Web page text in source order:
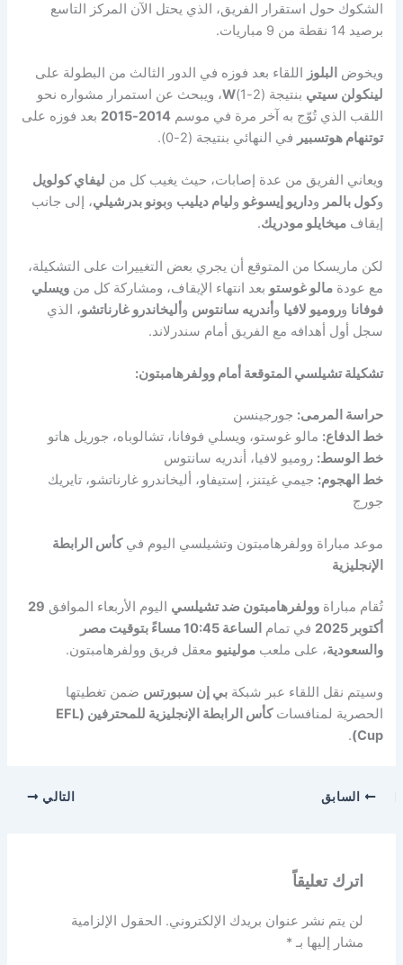
الشكوك حول استقرار الفريق، الذي يحتل الآن المركز التاسع
برصيد 14 نقطة من 9 مباريات.
ويخوض البلوز اللقاء بعد فوزه في الدور الثالث من البطولة على
لينكولن سيتي بنتيجة (2-1) W، ويبحث عن استمرار مشواره نحو
اللقب الذي تُوّج به آخر مرة في موسم2014-2015
بعد فوزه على
توتنهام هوتسبير في النهائي بنتيجة (2-0).
ويعاني الفريق من عدة إصابات، حيث يغيب كل من ليفاي كولويل
وكول بالمر وداريو إيسوغو وليام ديليب وبونو بدرشيلي، إلى جانب
إيقافميخايلو مودريك.
لكن ماريسكا من المتوقع أن يجري بعض التغييرات على التشكيلة،
مع عودةمالو غوستو بعد انتهاء الإيقاف، ومشاركة كل منويسلي
فوفانا وروميو لافيا و أندريه سانتوس و أليخاندرو غارناتشو، الذي
سجل أول أهدافه مع الفريق أمام سندرلاند.
تشكيلة تشيلسي المتوقعة أمام وولفرهامبتون:
حراسة المرمى: جورجينسن
خط الدفاع: مالو غوستو، ويسلي فوفانا، تشالوباه، جوريل هاتو
خط الوسط: روميو لافيا، أندريه سانتوس
خط الهجوم: جيمي غيتنز، إستيفاو، أليخاندرو غارناتشو، تايريك
جورج
موعد مباراة وولفرهامبتون وتشيلسي اليوم فيكأس الرابطة
الإنجليزية
تُقام مباراةوولفرهامبتون ضد تشيلسي اليوم الأربعاء الموافق 29
أكتوبر 2025
في تمام
الساعة 10:45 مساءً بتوقيت مصر
والسعودية، على ملعبمولينيو معقل فريق وولفرهامبتون.
وسيتم نقل اللقاء عبر شبكةبي إن سبورتس ضمن تغطيتها
الحصرية لمنافسات
كأس الرابطة الإنجليزية للمحترفين (EFL
Cup)
.
السابق التالي
اترك تعليقاً
لن يتم نشر عنوان بريدك الإلكتروني. الحقول الإلزامية
مشار إليها بـ*